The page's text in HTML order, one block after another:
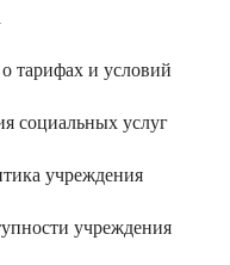
тарифах и условий
социальных услуг
учреждения
учреждения